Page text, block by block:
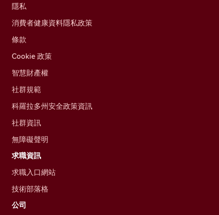
隱私
消費者健康資料隱私政策
條款
Cookie 政策
智慧財產權
社群規範
科羅拉多州安全政策資訊
社群資訊
無障礙聲明
求職資訊
求職入口網站
技術部落格
公司